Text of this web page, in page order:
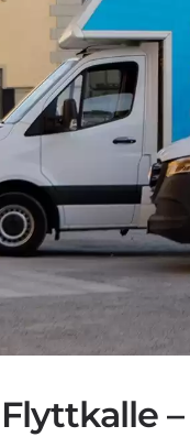
Flyttkalle